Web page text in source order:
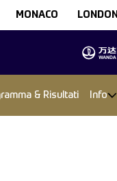
MONACO LONDON
& Risultati Info